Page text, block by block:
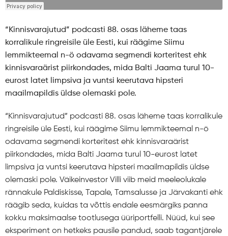
“Kinnisvarajutud” podcasti 88. osas läheme taas
korralikule ringreisile üle Eesti, kui räägime Siimu
lemmikteemal n-ö odavama segmendi korteritest ehk
kinnisvaraärist piirkondades, mida Balti Jaama turul 10-
eurost latet limpsiva ja vuntsi keerutava hipsteri
maailmapildis üldse olemaski pole.
“Kinnisvarajutud” podcasti 88. osas läheme taas korralikule
ringreisile üle Eesti, kui räägime Siimu lemmikteemal n-ö
odavama segmendi korteritest ehk kinnisvaraärist
piirkondades, mida Balti Jaama turul 10-eurost latet
limpsiva ja vuntsi keerutava hipsteri maailmapildis üldse
olemaski pole. Väikeinvestor Villi viib meid meeleolukale
rännakule Paldiskisse, Tapale, Tamsalusse ja Järvakanti ehk
räägib seda, kuidas ta võttis endale eesmärgiks panna
kokku maksimaalse tootlusega üüriportfelli. Nüüd, kui see
eksperiment on hetkeks pausile pandud, saab tagantjärele